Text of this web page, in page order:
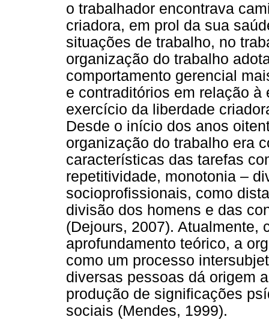
o trabalhador encontrava
criadora, em prol da sua
situações de trabalho, no
organização do trabalho
comportamento gerencial
e contraditórios em relação
exercício da liberdade
Desde o início dos anos
organização do trabalho era
características das tarefas
repetitividade, monotonia –
socioprofissionais, como
divisão dos homens e das
(Dejours, 2007). Atualmente,
aprofundamento teórico, a
como um processo
diversas pessoas dá origem
produção de significações
sociais (Mendes, 1999).